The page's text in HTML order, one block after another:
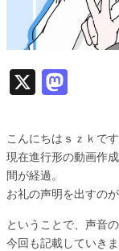
X
to
d
o
n
こんにちはｓｚｋです
現在進行形の動画作
間が経過。
お礼の声明を出すの
ということで、声音
今回も記載していきま